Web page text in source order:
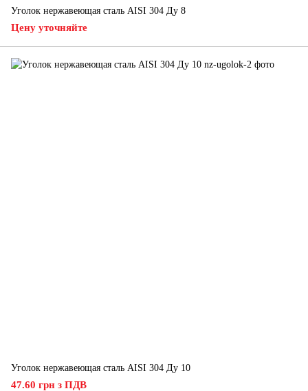
Уголок нержавеющая сталь AISI 304 Ду 8
Цену уточняйте
Уголок нержавеющая сталь AISI 304 Ду 10
47.60 грн з ПДВ